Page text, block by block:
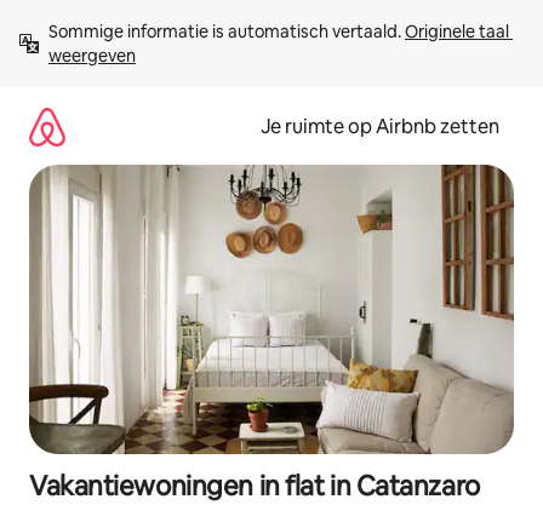
direct
naar
Sommige informatie is automatisch vertaald. Originele taal
weergeven
Je ruimte op Airbnb zetten
Vakantiewoningen in flat in Catanzaro